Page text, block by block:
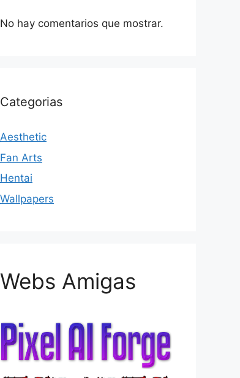
No hay comentarios que mostrar.
Categorias
Aesthetic
Fan Arts
Hentai
Wallpapers
Webs Amigas